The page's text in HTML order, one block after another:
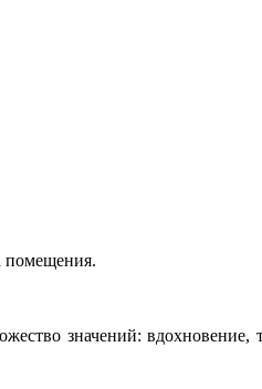
помещения.
значений: вдохновение,